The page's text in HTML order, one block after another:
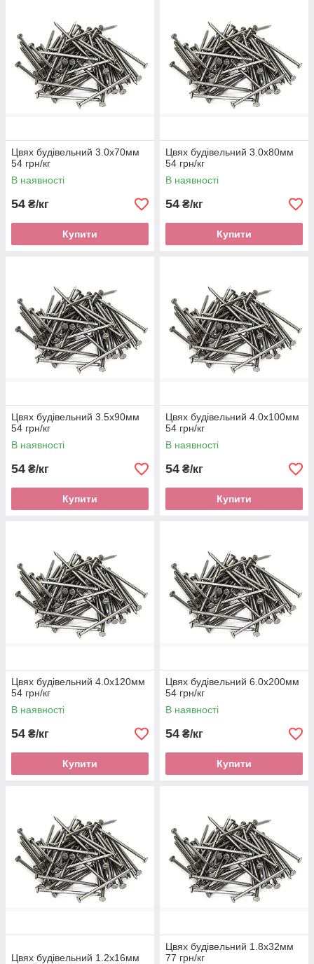
Цвях будівельний 3.0х70мм
54 грн/кг
В наявності
54 ₴/кг
Купити
Цвях будівельний 3.0х80мм
54 грн/кг
В наявності
54 ₴/кг
Купити
Цвях будівельний 3.5х90мм
54 грн/кг
В наявності
54 ₴/кг
Купити
Цвях будівельний 4.0х100мм
54 грн/кг
В наявності
54 ₴/кг
Купити
Цвях будівельний 4.0х120мм
54 грн/кг
В наявності
54 ₴/кг
Купити
Цвях будівельний 6.0х200мм
54 грн/кг
В наявності
54 ₴/кг
Купити
Цвях будівельний 1.2х16мм
Цвях будівельний 1.8х32мм
77 грн/кг